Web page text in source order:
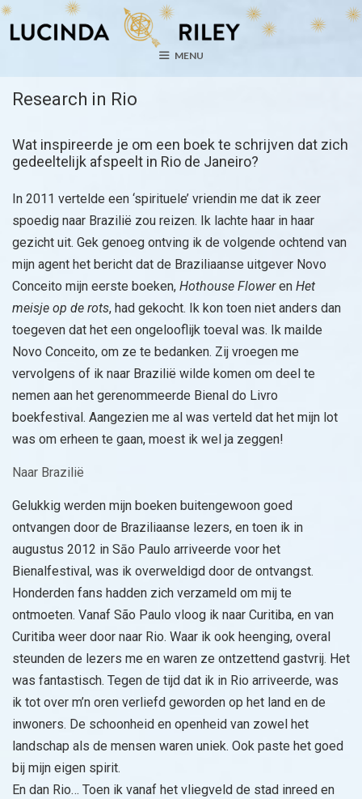
Ga
naar
MENU
Research in Rio
Wat inspireerde je om een boek te schrijven dat zich
gedeeltelijk afspeelt in Rio de Janeiro?
In 2011 vertelde een ‘spirituele’ vriendin me dat ik zeer
spoedig naar Brazilië zou reizen. Ik lachte haar in haar
gezicht uit. Gek genoeg ontving ik de volgende ochtend van
mijn agent het bericht dat de Braziliaanse uitgever Novo
Conceito mijn eerste boeken, Hothouse Floweren Het
meisje op de rots, had gekocht. Ik kon toen niet anders dan
toegeven dat het een ongelooflijk toeval was. Ik mailde
Novo Conceito, om ze te bedanken. Zij vroegen me
vervolgens of ik naar Brazilië wilde komen om deel te
nemen aan het gerenommeerde Bienal do Livro
boekfestival. Aangezien me al was verteld dat het mijn lot
was om erheen te gaan, moest ik wel ja zeggen!
Naar Brazilië
Gelukkig werden mijn boeken buitengewoon goed
ontvangen door de Braziliaanse lezers, en toen ik in
augustus 2012 in Sāo Paulo arriveerde voor het
Bienalfestival, was ik overweldigd door de ontvangst.
Honderden fans hadden zich verzameld om mij te
ontmoeten. Vanaf São Paulo vloog ik naar Curitiba, en van
Curitiba weer door naar Rio. Waar ik ook heenging, overal
steunden de lezers me en waren ze ontzettend gastvrij. Het
was fantastisch. Tegen de tijd dat ik in Rio arriveerde, was
ik tot over m’n oren verliefd geworden op het land en de
inwoners. De schoonheid en openheid van zowel het
landschap als de mensen waren uniek. Ook paste het goed
bij mijn eigen spirit.
En dan Rio… Toen ik vanaf het vliegveld de stad inreed en